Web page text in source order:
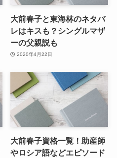
大前春子と東海林のネタバ
レはキスも？シングルマザ
ーの父親説も
2020年4月22日
大前春子資格一覧！助産師
やロシア語などエピソード